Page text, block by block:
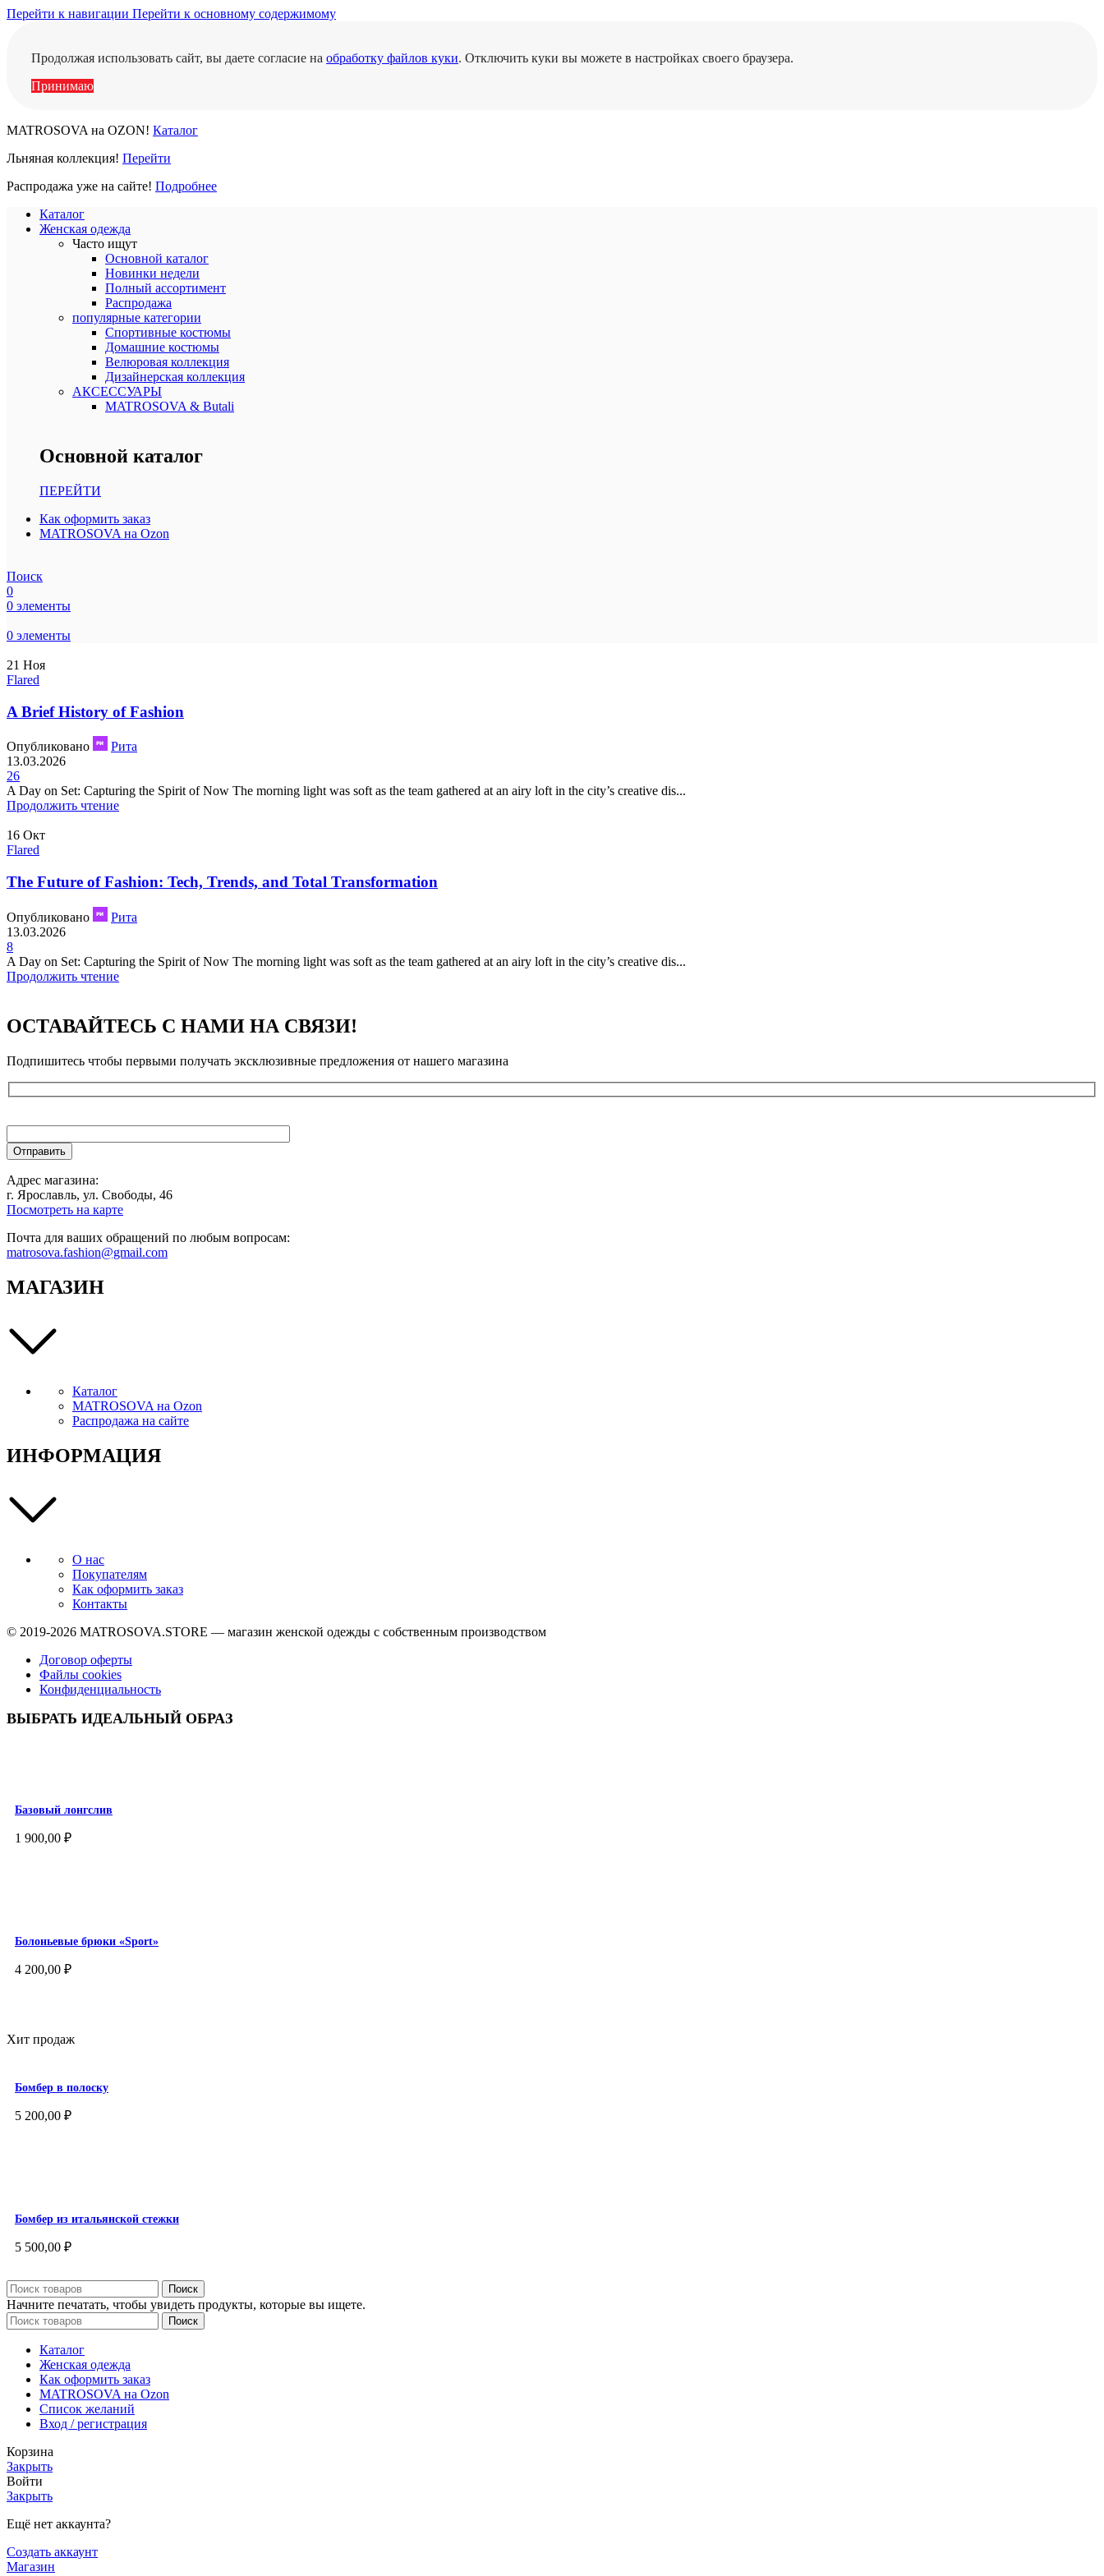
Перейти к навигации Перейти к основному содержимому
Продолжая использовать сайт, вы даете согласие на обработку файлов куки. Отключить куки вы можете в настройках своего браузера.
Принимаю
MATROSOVA на OZON! Каталог
Льняная коллекция! Перейти
Распродажа уже на сайте! Подробнее
Каталог
Женская одежда
Часто ищут
Основной каталог
Новинки недели
Полный ассортимент
Распродажа
популярные категории
Спортивные костюмы
Домашние костюмы
Велюровая коллекция
Дизайнерская коллекция
АКСЕССУАРЫ
MATROSOVA & Butali
Основной каталог
ПЕРЕЙТИ
Как оформить заказ
MATROSOVA на Ozon
Поиск
0
0 элементы
0 элементы
21 Ноя
Flared
A Brief History of Fashion
Опубликовано
Рита
13.03.2026
26
A Day on Set: Capturing the Spirit of Now The morning light was soft as the team gathered at an airy loft in the city’s creative dis...
Продолжить чтение
16 Окт
Flared
The Future of Fashion: Tech, Trends, and Total Transformation
Опубликовано
Рита
13.03.2026
8
A Day on Set: Capturing the Spirit of Now The morning light was soft as the team gathered at an airy loft in the city’s creative dis...
Продолжить чтение
ОСТАВАЙТЕСЬ С НАМИ НА СВЯЗИ!
Подпишитесь чтобы первыми получать эксклюзивные предложения от нашего магазина
Адрес магазина:
г. Ярославль, ул. Свободы, 46
Посмотреть на карте
Почта для ваших обращений по любым вопросам:
matrosova.fashion@gmail.com
МАГАЗИН
Каталог
MATROSOVA на Ozon
Распродажа на сайте
ИНФОРМАЦИЯ
О нас
Покупателям
Как оформить заказ
Контакты
© 2019-2026 MATROSOVA.STORE — магазин женской одежды с собственным производством
Договор оферты
Файлы cookies
Конфиденциальность
ВЫБРАТЬ ИДЕАЛЬНЫЙ ОБРАЗ
Базовый лонгслив
1 900,00 ₽
Болоньевые брюки «Sport»
4 200,00 ₽
Хит продаж
Бомбер в полоску
5 200,00 ₽
Бомбер из итальянской стежки
5 500,00 ₽
Поиск
Начните печатать, чтобы увидеть продукты, которые вы ищете.
Поиск
Каталог
Женская одежда
Как оформить заказ
MATROSOVA на Ozon
Список желаний
Вход / регистрация
Корзина
Закрыть
Войти
Закрыть
Ещё нет аккаунта?
Создать аккаунт
Магазин